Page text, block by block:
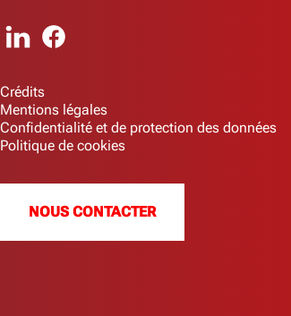
Crédits
Mentions légales
Confidentialité et de protection des données
Politique de cookies
NOUS CONTACTER